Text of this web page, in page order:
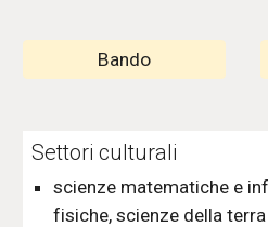
Bando
Settori culturali
scienze matematiche e
fisiche, scienze della terra